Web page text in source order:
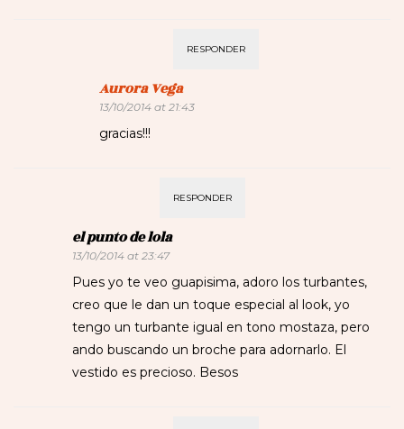
RESPONDER
Aurora Vega
13/10/2014 at 21:43
gracias!!!
RESPONDER
el punto de lola
13/10/2014 at 23:47
Pues yo te veo guapisima, adoro los turbantes,
creo que le dan un toque especial al look, yo
tengo un turbante igual en tono mostaza, pero
ando buscando un broche para adornarlo. El
vestido es precioso. Besos